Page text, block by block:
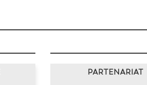
PARTENARIAT